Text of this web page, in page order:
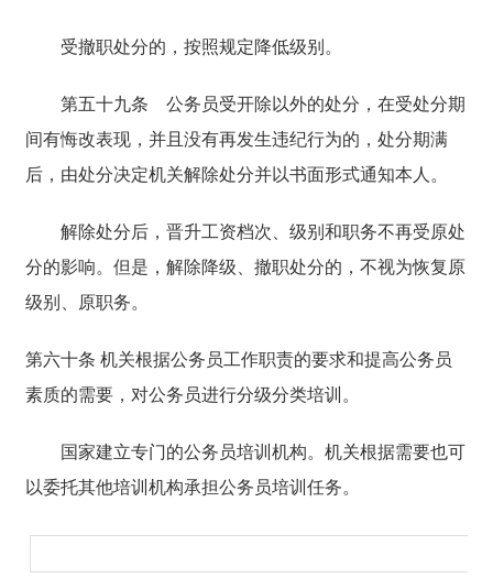
受撤职处分的，按照规定降低级别。
第五十九条
公务员受开除以外的处分，在受处分期
间有悔改表现，并且没有再发生违纪行为的，处分期满
后，由处分决定机关解除处分并以书面形式通知本人。
解除处分后，晋升工资档次、级别和职务不再受原处
分的影响。但是，解除降级、撤职处分的，不视为恢复原
级别、原职务。
第六十条 机关根据公务员工作职责的要求和提高公务员
素质的需要，对公务员进行分级分类培训。
国家建立专门的公务员培训机构。机关根据需要也可
以委托其他培训机构承担公务员培训任务。